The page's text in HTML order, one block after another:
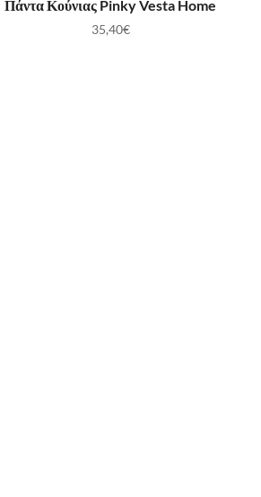
Πάντα Κούνιας Pinky Vesta Home
35,40€